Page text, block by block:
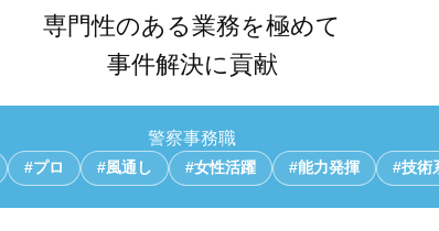
専門性のある業務を極めて
事件解決に貢献
警察事務職
#プロ #風通し #女性活躍 #能力発揮 #技術